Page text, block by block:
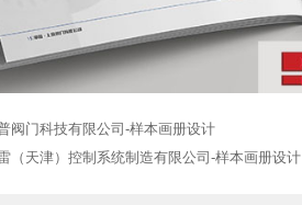
阀门科技有限公司-样本画册设计
（天津）控制系统制造有限公司-样本画册设计